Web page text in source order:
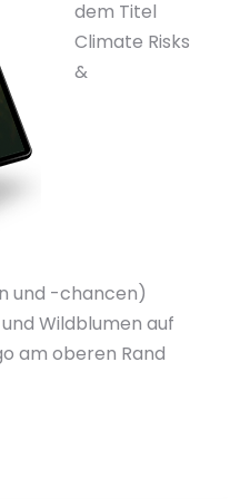
dem Titel
Climate Risks
&
und -chancen)
Wildblumen auf
am oberen Rand